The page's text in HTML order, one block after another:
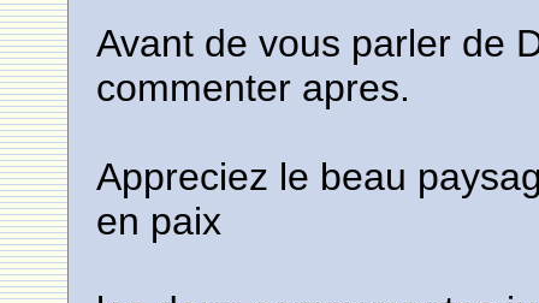
Avant de vous parler de
commenter apres.
Appreciez le beau
en paix